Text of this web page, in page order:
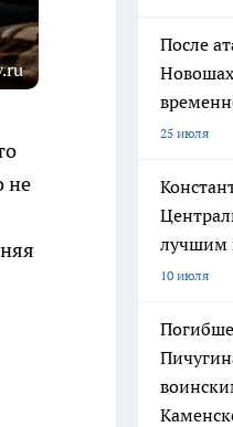
не
После
25 июля
лучшим
10 июля